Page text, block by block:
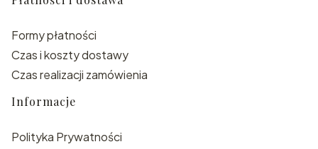
Formy płatności
Czas i koszty dostawy
Czas realizacji zamówienia
Informacje
Polityka Prywatności